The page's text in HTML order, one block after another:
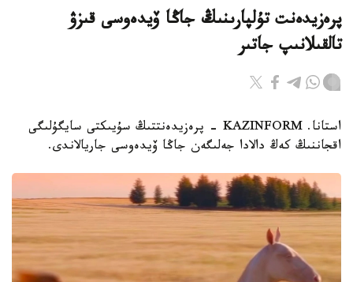
پرەزيدەنت تۇلپارىنىڭ جاڭا ۆيدەوسى قىزۋ
تالقىلانىپ جاتىر
استانا. KAZINFORM - پرەزيدەنتتىڭ سۇيىكتى سايگۇلىگى
اقجاننىڭ كەڭ دالادا جەلىگەن جاڭا ۆيدەوسى جاريالاندى.